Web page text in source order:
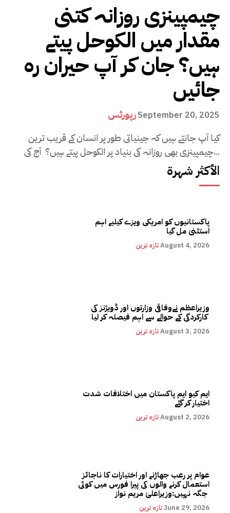
چیمپینزی روزانہ کتنی
مقدار میں الکوحل پیتے
ہیں؟ جان کر آپ حیران رہ
جائیں
رپورٹسSeptember 20, 2025
کیا آپ جانتے ہیں کہ جینیاتی طور پر انسان کے قریب ترین
چیمپینزی بھی روزانہ کی بنیاد پر الکوحل پیتے ہیں؟ آج کی...
الأكثر شهرة
پاکستانیوں کو امریکی ویزے کیلیے اہم
استثنیٰ مل گیا
تازہ ترینAugust 4, 2026
وزیراعظم نےوفاقی وزارتوں اور ڈویژنز کی
کارکردگی کے حوالے سے اہم فیصلہ کر لیا
تازہ ترینAugust 3, 2026
ایم کیو ایم پاکستان میں اختلافات شدت
اختیار کر گئے
تازہ ترینAugust 2, 2026
عوام پر رعب جھاڑنے اور اختیارات کا ناجائز
استعمال کرنے والوں کی پیرا فورس میں کوئی
تازہ ترینJune 29, 2026